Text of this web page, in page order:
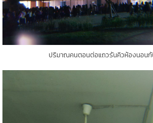
ปริมาณคนตอนต่อแถวรันคิวห้องนอน